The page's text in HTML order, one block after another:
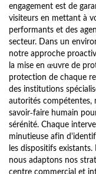
engagement est de
visiteurs en mettant à
performants et des
secteur. Dans un
notre approche
la mise en œuvre de
protection de chaque
des institutions
autorités compétentes,
savoir-faire humain
sérénité. Chaque
minutieuse afin
les dispositifs
nous adaptons nos
centre commercial et